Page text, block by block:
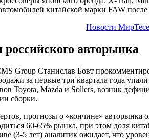
китайской марки FAW после
Новости
авторынка
Group Станислав Бовт
за первые три квартала года
Toyota, Mazda и Sollers, возник
сборки.
прогнозы о «кончине» авторынка
60-65% рынка, при этом доля
(3-5 лет) аналитик ожидает, что